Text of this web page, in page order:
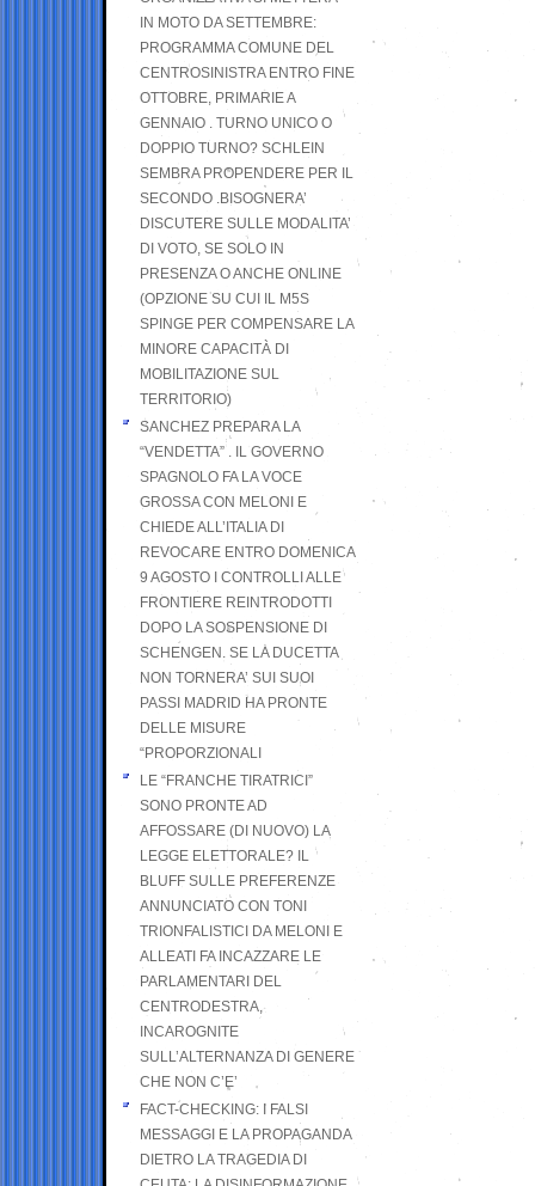
IN MOTO DA SETTEMBRE:
PROGRAMMA COMUNE DEL
CENTROSINISTRA ENTRO FINE
OTTOBRE, PRIMARIE A
GENNAIO . TURNO UNICO O
DOPPIO TURNO? SCHLEIN
SEMBRA PROPENDERE PER IL
SECONDO .BISOGNERA’
DISCUTERE SULLE MODALITA’
DI VOTO, SE SOLO IN
PRESENZA O ANCHE ONLINE
(OPZIONE SU CUI IL M5S
SPINGE PER COMPENSARE LA
MINORE CAPACITÀ DI
MOBILITAZIONE SUL
TERRITORIO)
SANCHEZ PREPARA LA
“VENDETTA” . IL GOVERNO
SPAGNOLO FA LA VOCE
GROSSA CON MELONI E
CHIEDE ALL’ITALIA DI
REVOCARE ENTRO DOMENICA
9 AGOSTO I CONTROLLI ALLE
FRONTIERE REINTRODOTTI
DOPO LA SOSPENSIONE DI
SCHENGEN. SE LA DUCETTA
NON TORNERA’ SUI SUOI
PASSI MADRID HA PRONTE
DELLE MISURE
“PROPORZIONALI
LE “FRANCHE TIRATRICI”
SONO PRONTE AD
AFFOSSARE (DI NUOVO) LA
LEGGE ELETTORALE? IL
BLUFF SULLE PREFERENZE
ANNUNCIATO CON TONI
TRIONFALISTICI DA MELONI E
ALLEATI FA INCAZZARE LE
PARLAMENTARI DEL
CENTRODESTRA,
INCAROGNITE
SULL’ALTERNANZA DI GENERE
CHE NON C’E’
FACT-CHECKING: I FALSI
MESSAGGI E LA PROPAGANDA
DIETRO LA TRAGEDIA DI